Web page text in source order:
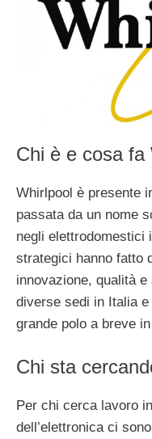
Chi è e cosa fa
Whirlpool è presente
passata da un nome
negli elettrodomestici
strategici hanno fatto
innovazione, qualità
diverse sedi in Italia
grande polo a breve
Chi sta
Per chi cerca lavoro
dell’elettronica ci